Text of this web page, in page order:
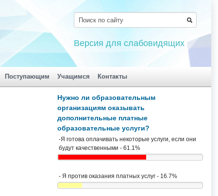
Версия для слабовидящих
Поступающим Учащимся Контакты
Нужно ли образовательным
организациям оказывать
дополнительные платные
образовательные услуги?
-Я готова оплачивать некоторые услуги, если они
будут качественными - 61.1%
- Я против оказания платных услуг - 16.7%